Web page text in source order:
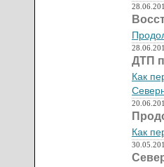
ДТП
Как
Как